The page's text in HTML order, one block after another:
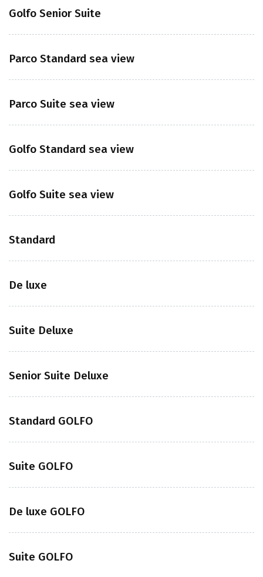
Golfo Senior Suite
Parco Standard sea view
Parco Suite sea view
Golfo Standard sea view
Golfo Suite sea view
Standard
De luxe
Suite Deluxe
Senior Suite Deluxe
Standard GOLFO
Suite GOLFO
De luxe GOLFO
Suite GOLFO